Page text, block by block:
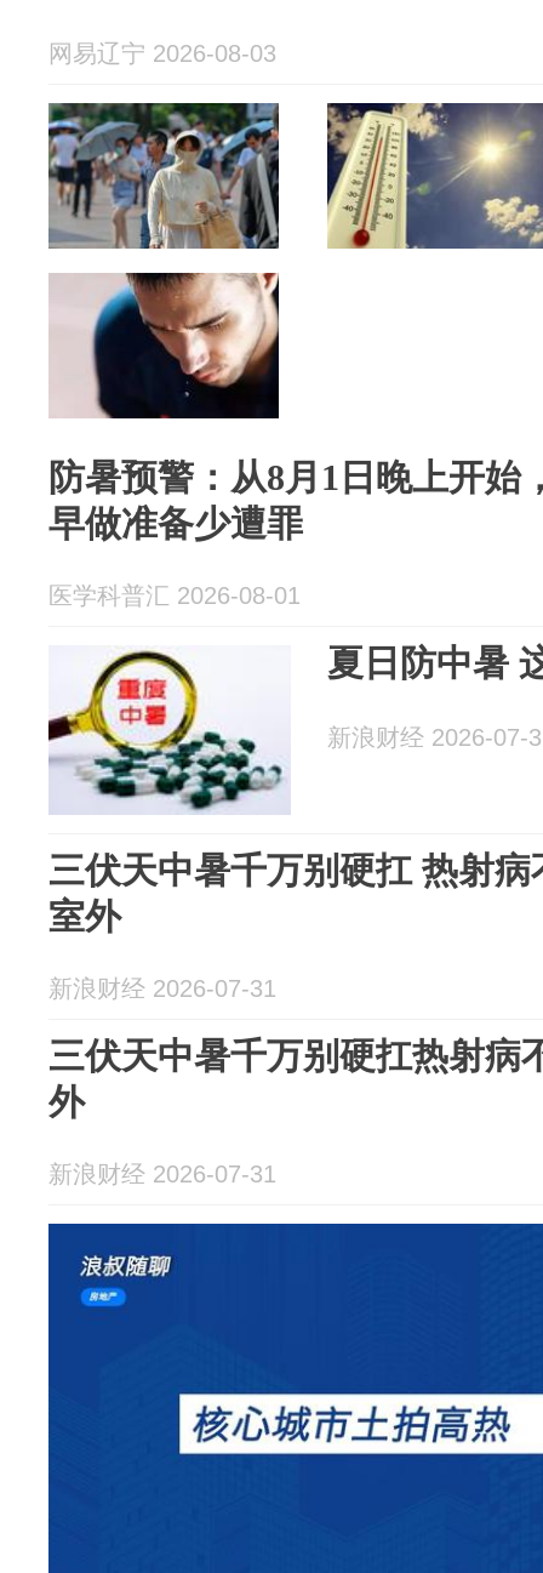
网易辽宁 2026-08-03
防暑预警：从8月1日晚上开始
早做准备少遭罪
医学科普汇 2026-08-01
夏日防中暑
新浪财经 2026-07-
三伏天中暑千万别硬扛 热射
室外
新浪财经 2026-07-31
三伏天中暑千万别硬扛热射病
外
新浪财经 2026-07-31